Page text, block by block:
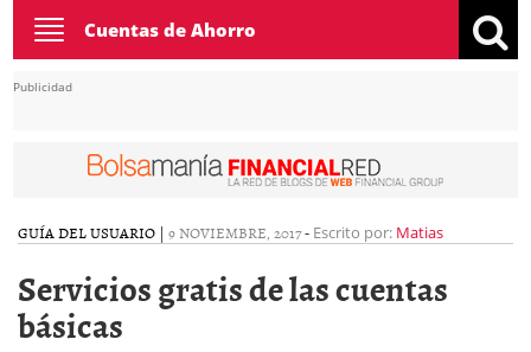
Toggle
navigation
Cuentas de Ahorro
Publicidad
GUÍA DEL USUARIO | 9 NOVIEMBRE, 2017- Escrito por: Matias
Servicios gratis de las cuentas
básicas